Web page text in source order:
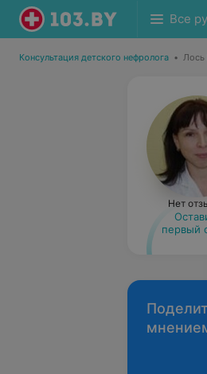
Все
Консультация детского нефролога • Лось
Нет
первый